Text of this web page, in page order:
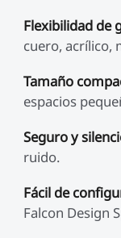
Flexibilidad de
cuero, acrílico,
Tamaño
espacios
Seguro y
ruido.
Fácil de
Falcon Design